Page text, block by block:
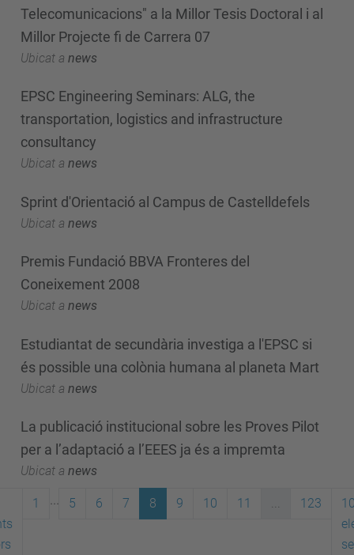
Telecomunicacions" a la Millor Tesis Doctoral i al
Millor Projecte fi de Carrera 07
Ubicat a news
EPSC Engineering Seminars: ALG, the
transportation, logistics and infrastructure
consultancy
Ubicat a news
Sprint d'Orientació al Campus de Castelldefels
Ubicat a news
Premis Fundació BBVA Fronteres del
Coneixement 2008
Ubicat a news
Estudiantat de secundària investiga a l'EPSC si
és possible una colònia humana al planeta Mart
Ubicat a news
La publicació institucional sobre les Proves Pilot
per a l’adaptació a l’EEES ja és a impremta
Ubicat a news
1 5 6 7 8 9 10 11 ... 123